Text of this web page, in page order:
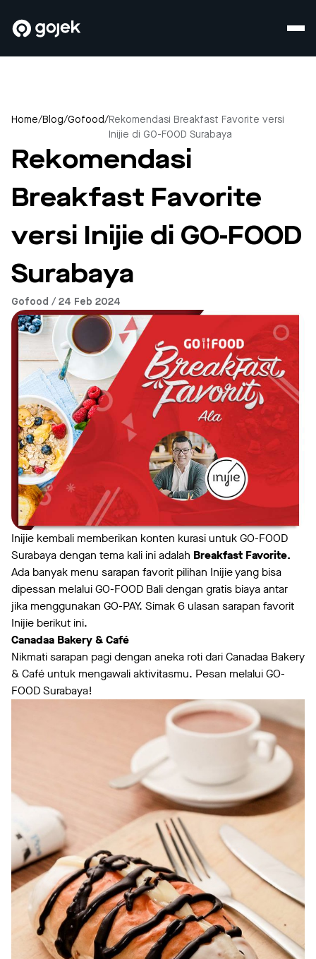
Home/Blog/Gofood/Rekomendasi Breakfast Favorite versi
Inijie di GO-FOOD Surabaya
Rekomendasi
Breakfast Favorite
versi Inijie di GO-FOOD
Surabaya
Gofood / 24 Feb 2024
Inijie kembali memberikan konten kurasi untuk GO-FOOD
Surabaya dengan tema kali ini adalah Breakfast Favorite.
Ada banyak menu sarapan favorit pilihan Inijie yang bisa
dipessan melalui GO-FOOD Bali dengan gratis biaya antar
jika menggunakan GO-PAY. Simak 6 ulasan sarapan favorit
Inijie berikut ini.
Canadaa Bakery & Café
Nikmati sarapan pagi dengan aneka roti dari Canadaa Bakery
& Café untuk mengawali aktivitasmu. Pesan melalui GO-
FOOD Surabaya!